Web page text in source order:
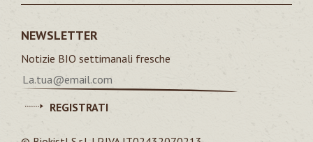
NEWSLETTER
Notizie BIO settimanali fresche
REGISTRATI